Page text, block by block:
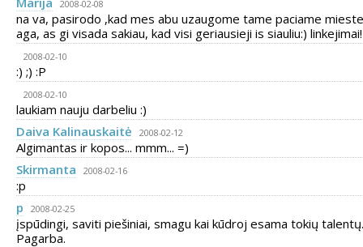
2008-02-08
na va, pasirodo ,kad mes abu uzaugome tame paciame
aga, as gi visada sakiau, kad visi geriausieji is siauliu:) linkejimai!
2008-02-10
:) ;) :P
2008-02-10
laukiam nauju darbeliu :)
Daiva Kalinauskaitė
2008-02-12
Algimantas ir kopos... mmm... =)
Skirmanta
2008-02-16
:p
p
2008-02-25
įspūdingi, saviti piešiniai, smagu kai kūdroj esama tokių talentų.
Pagarba.